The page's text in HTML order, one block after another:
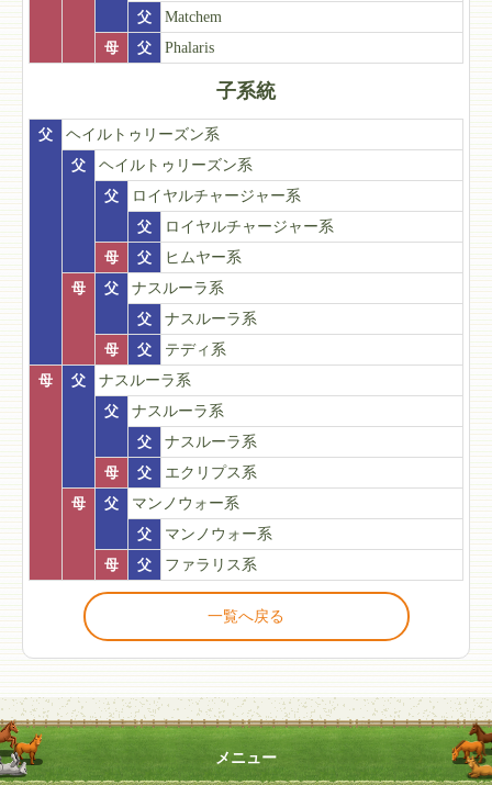
父
Matchem
母
父 Phalaris
子系統
父
ヘイルトゥリーズン系
父
ヘイルトゥリーズン系
父
ロイヤルチャージャー系
父
ロイヤルチャージャー系
母
父
ヒムヤー系
母
父
ナスルーラ系
父
ナスルーラ系
母
父
テディ系
母
父
ナスルーラ系
父
ナスルーラ系
父
ナスルーラ系
母
父
エクリプス系
母
父
マンノウォー系
父
マンノウォー系
母
父 ファラリス系
一覧へ戻る
メニュー